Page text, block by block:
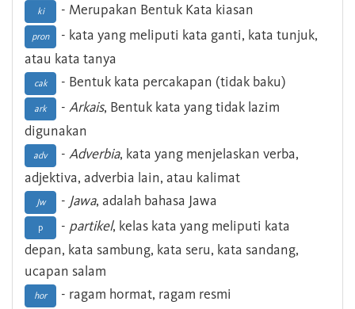
ki - Merupakan Bentuk Kata kiasan
pron
- kata yang meliputi kata ganti, kata tunjuk,
atau kata tanya
cak - Bentuk kata percakapan (tidak baku)
ark - Arkais, Bentuk kata yang tidak lazim
digunakan
adv - Adverbia, kata yang menjelaskan verba,
adjektiva, adverbia lain, atau kalimat
Jw - Jawa, adalah bahasa Jawa
p - partikel, kelas kata yang meliputi kata
depan, kata sambung, kata seru, kata sandang,
ucapan salam
hor - ragam hormat, ragam resmi